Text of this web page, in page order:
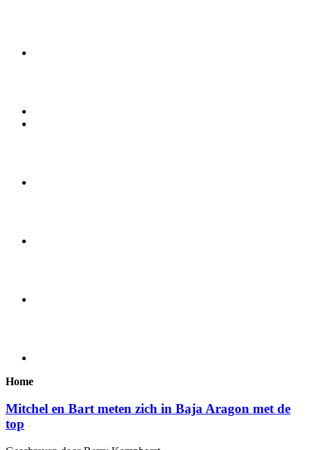
Home
Mitchel en Bart meten zich in Baja Aragon met de
top